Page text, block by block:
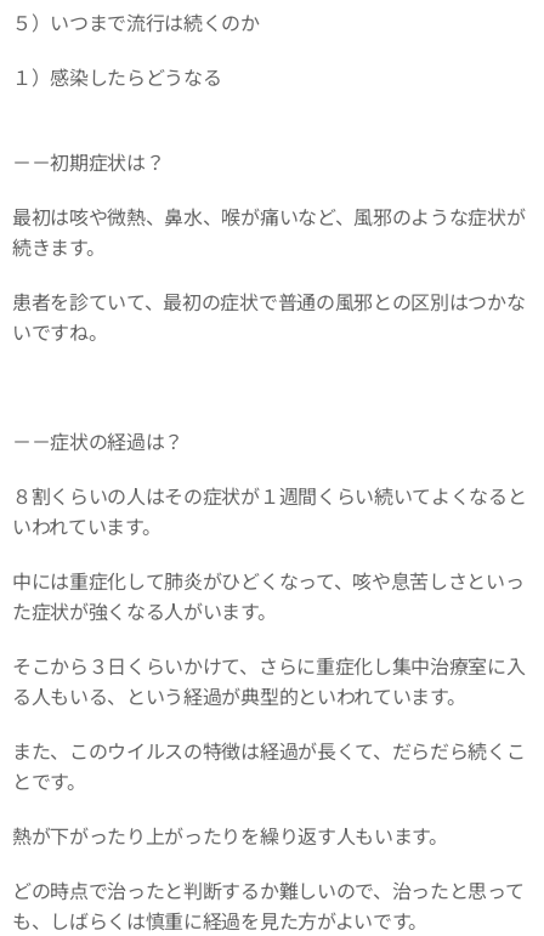
５）いつまで流行は続くのか
１）感染したらどうなる
－－初期症状は？
最初は咳や微熱、鼻水、喉が痛いなど、風邪のような症状が
続きます。
患者を診ていて、最初の症状で普通の風邪との区別はつかな
いですね。
－－症状の経過は？
８割くらいの人はその症状が１週間くらい続いてよくなると
いわれています。
中には重症化して肺炎がひどくなって、咳や息苦しさといっ
た症状が強くなる人がいます。
そこから３日くらいかけて、さらに重症化し集中治療室に入
る人もいる、という経過が典型的といわれています。
また、このウイルスの特徴は経過が長くて、だらだら続くこ
とです。
熱が下がったり上がったりを繰り返す人もいます。
どの時点で治ったと判断するか難しいので、治ったと思って
も、しばらくは慎重に経過を見た方がよいです。